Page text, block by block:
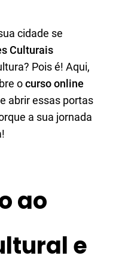
cidade se
Culturais
Pois é! Aqui,
ocurso online
abrir essas portas
a sua jornada
ao
e